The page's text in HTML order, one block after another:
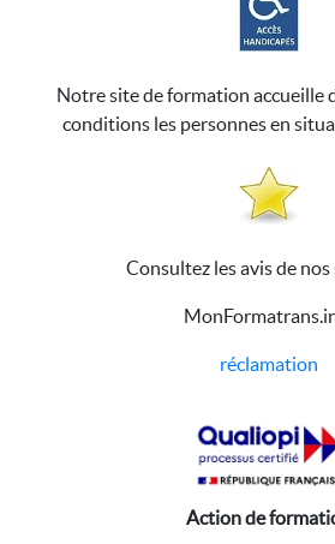
Notre site de formation accueille
conditions les personnes en
Consultez les avis de
réclamation
Action de